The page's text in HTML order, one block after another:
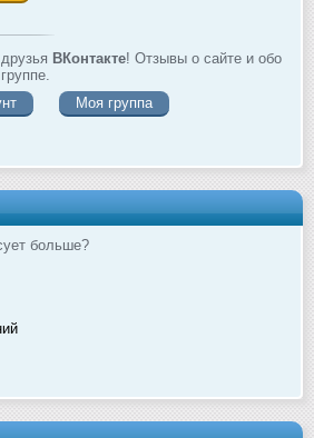
ВКонтакте! Отзывы о сайте и обо
Моя группа
больше?